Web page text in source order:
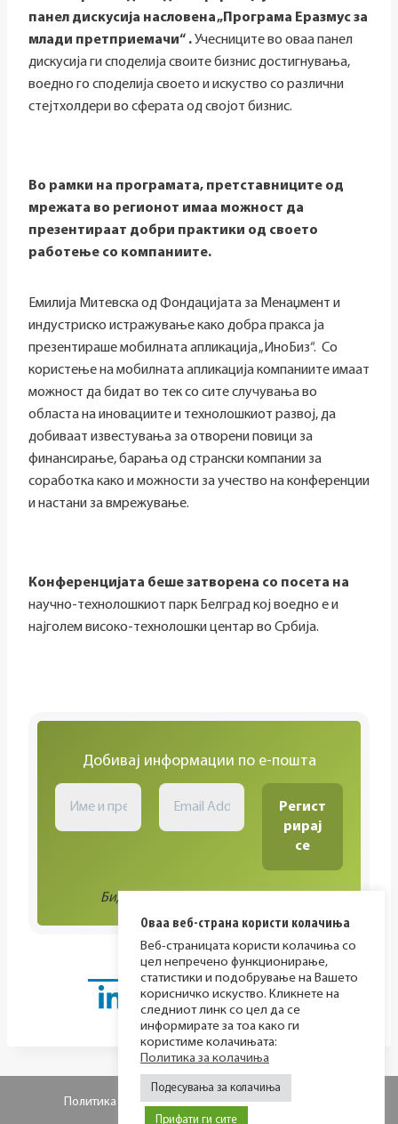
панел дискусија насловена „Програма Еразмус за
млади претприемачи“ .Учесниците во оваа панел
дискусија ги споделија своите бизнис достигнувања,
воедно го споделија своето и искуство со различни
стејтхолдери во сферата од својот бизнис.
Во рамки на програмата, претставниците од
мрежата во регионот имаа можност да
презентираат добри практики од своето
работење со компаниите.
Емилија Митевска од Фондацијата за Менаџмент и
индустриско истражување како добра пракса ја
презентираше мобилната апликација „ИноБиз“. Со
користење на мобилната апликација компаниите имаат
можност да бидат во тек со сите случувања во
областа на иновациите и технолошкиот развој, да
добиваат известувања за отворени повици за
финансирање, барања од странски компании за
соработка како и можности за учество на конференции
и настани за вмрежување.
Конференцијата беше затворена со посета на
научно-технолошкиот парк Белград кој воедно е и
најголем високо-технолошки центар во Србија.
Добивај информации по е-пошта
Биди во тек со сите активности!
Политика за приватност Политика за колачиња
Оваа веб-страна користи колачиња
Веб-страницата користи колачиња со
цел непречено функционирање,
статистики и подобрување на Вашето
корисничко искуство. Кликнете на
следниот линк со цел да се
информирате за тоа како ги
користиме колачињата:
Политика за колачиња
Подесувања за колачиња
Прифати ги сите